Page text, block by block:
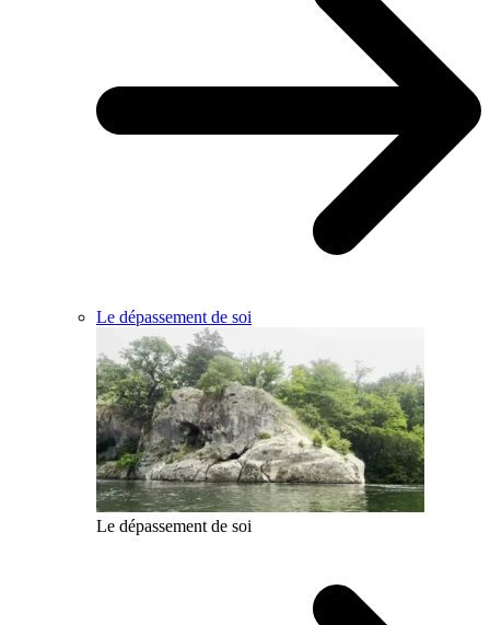
Le dépassement de soi
Le dépassement de soi